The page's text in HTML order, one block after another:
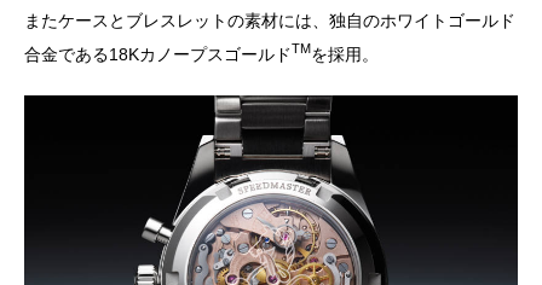
またケースとブレスレットの素材には、独自のホワイトゴールド
合金である18KカノープスゴールドTMを採用。